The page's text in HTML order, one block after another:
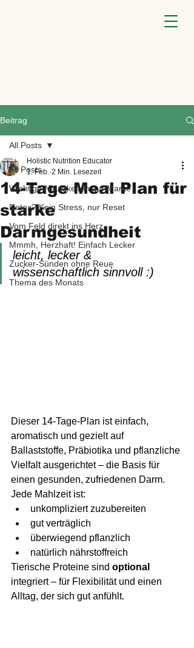
Beitrag
All Posts
Wichtige Neuigkeiten zur Marke
Detox? Kein Stress, nur Reset
Vom Feld direkt ins Herz
Mmmh, Herzhaft! Einfach Lecker
Zucker-Sünden ohne Reue
Thema des Monats
All Posts
14-Tage Meal Plan für
starke
Darmgesundheit
Holistic Nutrition Educator
1. Feb. 2 Min. Lesezeit
leicht, lecker &
wissenschaftlich sinnvoll :)
Dieser 14-Tage-Plan ist einfach,
aromatisch und gezielt auf
Ballaststoffe, Präbiotika und pflanzliche
Vielfalt ausgerichtet – die Basis für
einen gesunden, zufriedenen Darm.
Jede Mahlzeit ist:
unkompliziert zuzubereiten
gut verträglich
überwiegend pflanzlich
natürlich nährstoffreich
Tierische Proteine sind optional
integriert – für Flexibilität und einen
Alltag, der sich gut anfühlt.